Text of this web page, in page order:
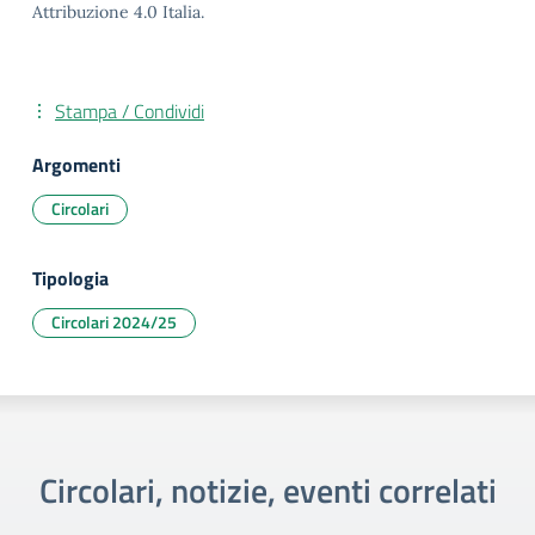
Attribuzione 4.0 Italia.
Stampa / Condividi
Argomenti
Circolari
Tipologia
Circolari 2024/25
Circolari, notizie, eventi correlati